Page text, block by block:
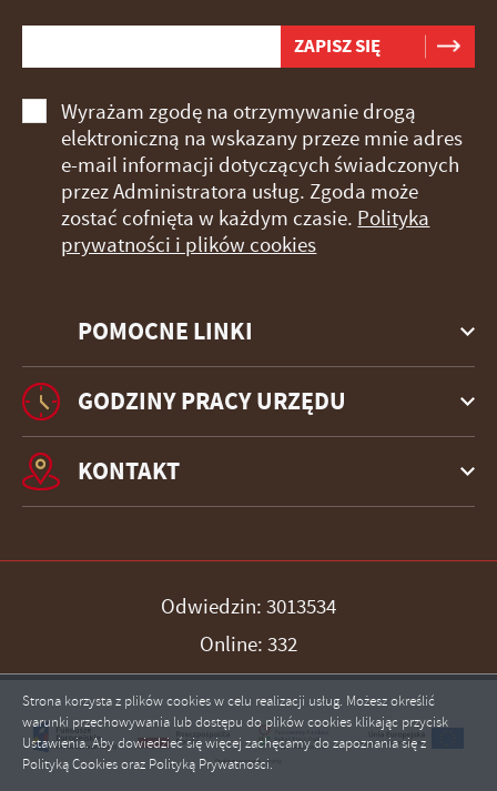
POMOCNE LINKI
Wyrażam zgodę na otrzymywanie drogą
elektroniczną na wskazany przeze mnie adres
e-mail informacji dotyczących świadczonych
przez Administratora usług. Zgoda może
zostać cofnięta w każdym czasie. Polityka
prywatności i plików cookies
GODZINY PRACY URZĘDU
KONTAKT
Odwiedzin: 3013534
Online: 332
Strona korzysta z plików cookies w celu realizacji usług. Możesz określić
warunki przechowywania lub dostępu do plików cookies klikając przycisk
Ustawienia. Aby dowiedzieć się więcej zachęcamy do zapoznania się z
Polityką Cookies oraz Polityką Prywatności.
ZAPISZ WYBRANE